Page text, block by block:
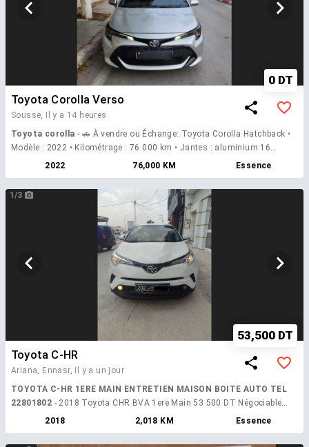
0 DT
Toyota Corolla Verso
Sousse,
Il y a 14 heures
Toyota corolla - 🚗 À vendre ou Échange: Toyota Corolla Hatchback •
Modèle : 2022 • Kilométrage : 76 000 km • Jantes : aluminium 16
pouces • Moteur : 1.2 Turbo, 4 cylindres • Boîte : manuelle, 6 rapports ✨
Écran tactile Android & Apple CarPlay • Caméra de recul • Système Back
Night • Feux Full LED • Trois modes de conduite : Eco, Normal, Sport 📞
Pour plus d’informations, veuillez appeler. 54 268 058 pour echange
avec petite voiture exemple suzuki, ibiza, polo, kia ....
2022 76,000 KM Essence
1/3
53,500 DT
Toyota C-HR
Ariana, Ennasr,
Il y a un jour
TOYOTA C-HR 1ERE MAIN ENTRETIEN MAISON BOITE AUTO TEL
22801802 - 2018 Toyota CHR BVA 1ere Main 53 500 DT Négociable
05/01/2018 TU 202 1.2L Essence 6 CV 200 000 KM Entretien complet
X20 Contactez le : 22801802 Localisation :
2018 2,018 KM Essence